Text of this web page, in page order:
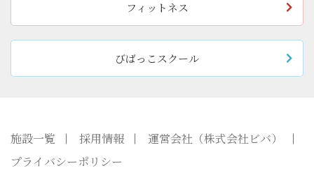
フィットネス
びばっこスクール
施設一覧 採用情報
運営会社（株式会社ビバ）
プライバシーポリシー